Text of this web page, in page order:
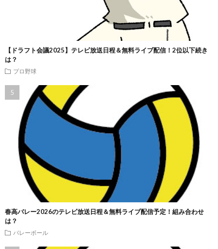
【ドラフト会議2025】テレビ放送日程＆無料ライブ配信！2位以下続き
は？
プロ野球
春高バレー2026のテレビ放送日程＆無料ライブ配信予定！組み合わせ
は？
バレーボール